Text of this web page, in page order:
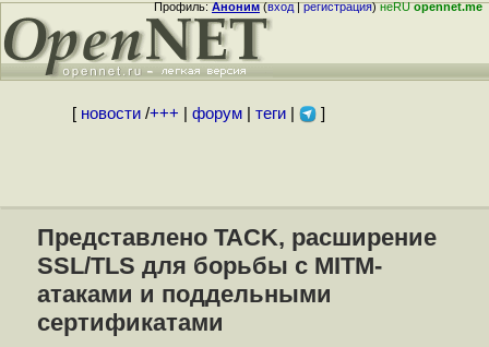
Профиль:Аноним(вход|регистрация)неRUopennet.me
[ новости/+++ форум| теги| ]
Представлено TACK, расширение
SSL/TLS для борьбы с MITM-
атаками и поддельными
сертификатами